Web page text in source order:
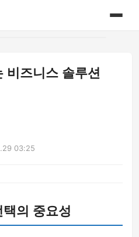
비즈니스 솔루션
03:25
의 중요성